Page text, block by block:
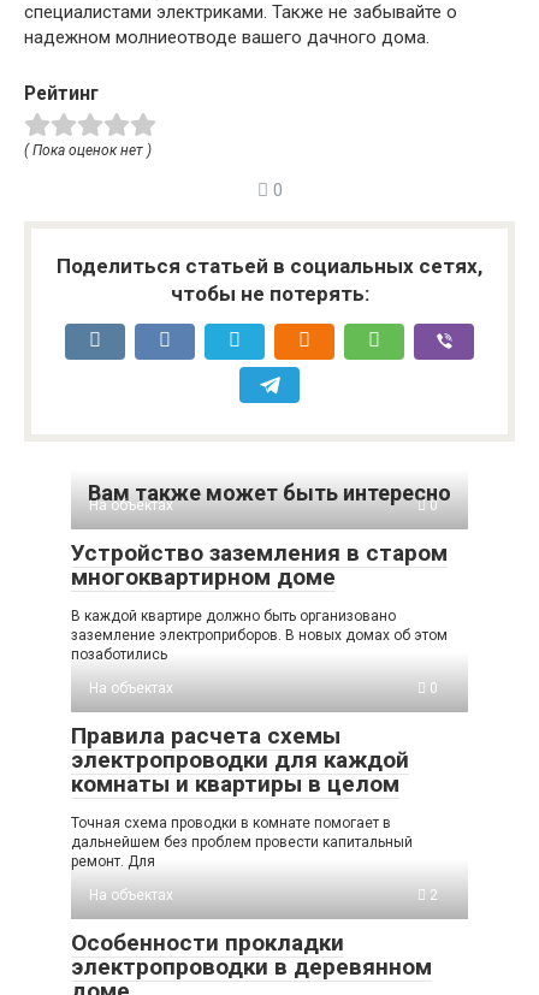
специалистами электриками. Также не забывайте о
надежном молниеотводе вашего дачного дома.
Рейтинг
( Пока оценок нет )
0
Поделиться статьей в социальных сетях,
чтобы не потерять:
Вам также может быть интересно
На объектах 0
Устройство заземления в старом
многоквартирном доме
В каждой квартире должно быть организовано
заземление электроприборов. В новых домах об этом
позаботились
На объектах
0
Правила расчета схемы
электропроводки для каждой
комнаты и квартиры в целом
Точная схема проводки в комнате помогает в
дальнейшем без проблем провести капитальный
ремонт. Для
На объектах
2
Особенности прокладки
электропроводки в деревянном